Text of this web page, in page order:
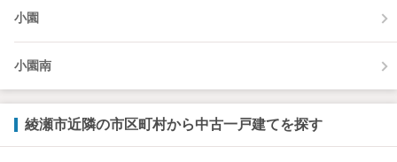
小園
小園南
綾瀬市近隣の市区町村から中古一戸建てを探す